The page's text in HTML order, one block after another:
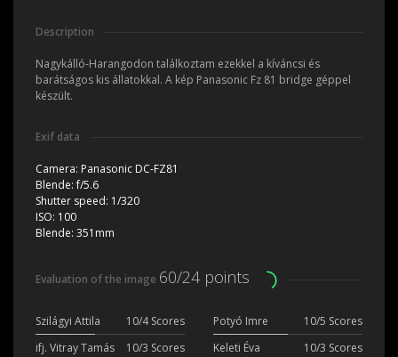
Description
Nagykálló-Harangodon találkoztam ezekkel a kíváncsi és
barátságos kis állatokkal. A kép Panasonic Fz 81 bridge géppel
készült.
Exif data
Camera: Panasonic DC-FZ81
Blende:f/5.6
Shutter speed: 1/320
ISO: 100
Blende: 351mm
Evaluation of the image 60/24 points
Szilágyi Attila 10/4 Scores Potyó Imre
10/5 Scores
ifj. Vitray Tamás
10/3 Scores Keleti Éva
10/3 Scores